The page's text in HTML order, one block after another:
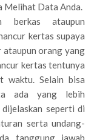
Melihat Data Anda.
berkas ataupun
kertas supaya
orang yang
kertas tentunya
waktu. Selain bisa
ada yang lebih
seperti di
serta undang-
tanggung jawab